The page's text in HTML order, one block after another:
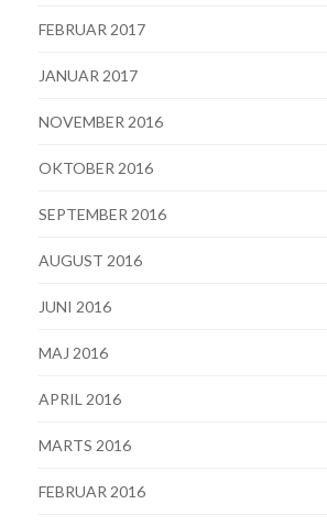
FEBRUAR 2017
JANUAR 2017
NOVEMBER 2016
OKTOBER 2016
SEPTEMBER 2016
AUGUST 2016
JUNI 2016
MAJ 2016
APRIL 2016
MARTS 2016
FEBRUAR 2016